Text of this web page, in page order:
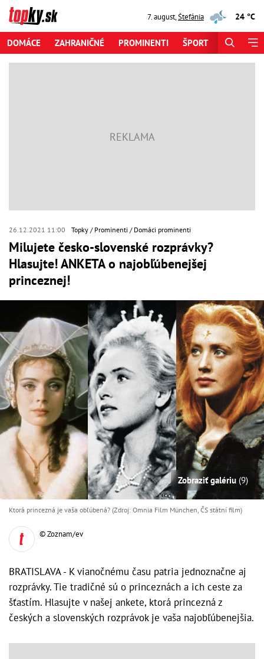
7. august,Štefánia 24 °C
DOMÁCE ZAHRANIČNÉ PROMINENTI ŠPORT
26.12.2021 11:00 Topky Prominenti Domáci prominenti
Milujete česko-slovenské rozprávky?
Hlasujte! ANKETA o najobľúbenejšej
princeznej!
Zobraziť galériu (9)
Ktorá princezná je vaša obľúbená? (Zdroj: Omnia Film München, ČS státní film)
© Zoznam/ev
BRATISLAVA - K vianočnému času patria jednoznačne aj
rozprávky. Tie tradičné sú o princeznách a ich ceste za
šťastím. Hlasujte v našej ankete, ktorá princezná z
českých a slovenských rozprávok je vaša najobľúbenejšia.